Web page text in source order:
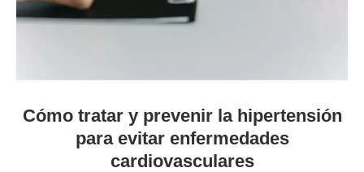
Cómo tratar y prevenir la hipertensión
para evitar enfermedades
cardiovasculares